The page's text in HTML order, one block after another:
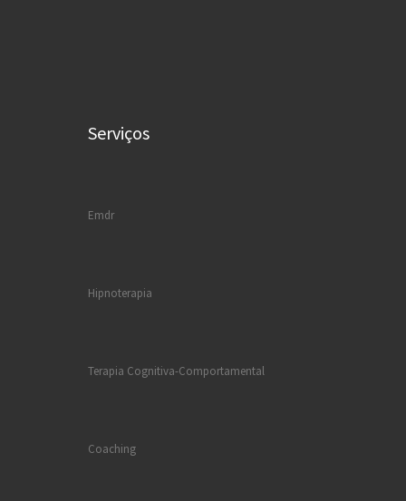
Serviços
Emdr
Hipnoterapia
Terapia Cognitiva-Comportamental
Coaching